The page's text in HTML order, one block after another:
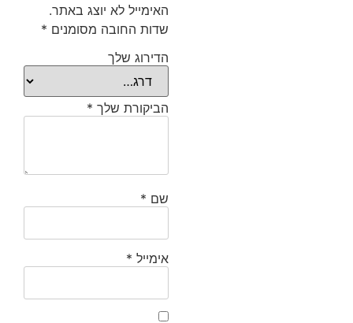
האימייל לא יוצג באתר.
שדות החובה מסומנים *
הדירוג שלך
הביקורת שלך *
שם *
אימייל *